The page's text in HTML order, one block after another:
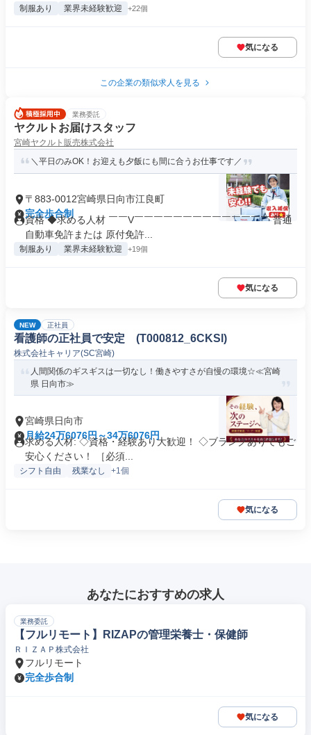
制服あり 業界未経験歓迎 +22個
気になる
この企業の類似求人を見る
業務委託
ヤクルトお届けスタッフ
宮崎ヤクルト販売株式会社
＼平日のみOK！お迎えも夕飯にも間に合うお仕事です／
〒883-0012宮崎県日向市江良町
完全歩合制
資格 ◆求める人材 ￣￣V￣￣￣￣￣￣￣￣￣￣￣￣￣￣ 普通
自動車免許または 原付免許...
制服あり 業界未経験歓迎 +19個
気になる
NEW 正社員
看護師の正社員で安定 (T000812_6CKSl)
株式会社キャリア(SC宮崎)
人間関係のギスギスは一切なし！働きやすさが自慢の環境☆≪宮崎
県 日向市≫
宮崎県日向市
月給24万6076円～34万6076円
求める人材: ◇資格・経験あり大歓迎！ ◇ブランクありでもご
安心ください！ ［必須...
シフト自由 残業なし +1個
気になる
あなたにおすすめの求人
業務委託
【フルリモート】RIZAPの管理栄養士・保健師
ＲＩＺＡＰ株式会社
フルリモート
完全歩合制
気になる